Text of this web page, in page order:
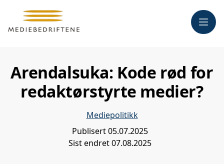
Meny
Arendalsuka: Kode rød for
redaktørstyrte medier?
Mediepolitikk
Publisert05.07.2025
Sist endret07.08.2025